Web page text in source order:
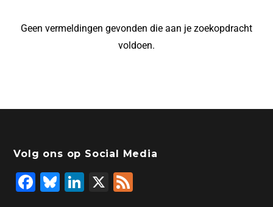
Geen vermeldingen gevonden die aan je zoekopdracht
voldoen.
Volg ons op Social Media
F
Bl
Li
X